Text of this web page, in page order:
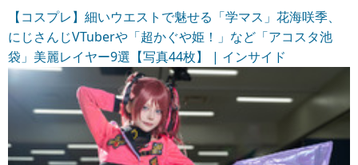
【コスプレ】細いウエストで魅せる「学マス」花海咲季、
にじさんじVTuberや「超かぐや姫！」など「アコスタ池
袋」美麗レイヤー9選【写真44枚】 | インサイド